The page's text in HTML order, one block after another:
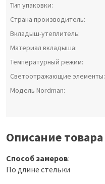
Тип упаковки:
Страна производитель:
Вкладыш-утеплитель:
Материал вкладыша:
Температурный режим:
Светоотражающие элементы:
Модель Nordman:
Описание товара
Способ замеров:
По длине стельки